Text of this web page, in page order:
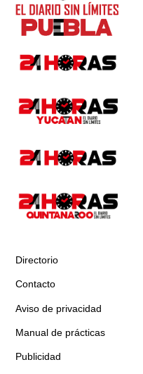
Directorio
Contacto
Aviso de privacidad
Manual de prácticas
Publicidad